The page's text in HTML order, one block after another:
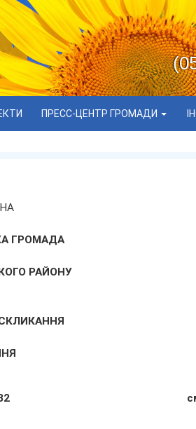
ПРЕСС-ЦЕНТР ГРОМАДИ
ГРОМАДА
РАЙОНУ
СКЛИКАННЯ